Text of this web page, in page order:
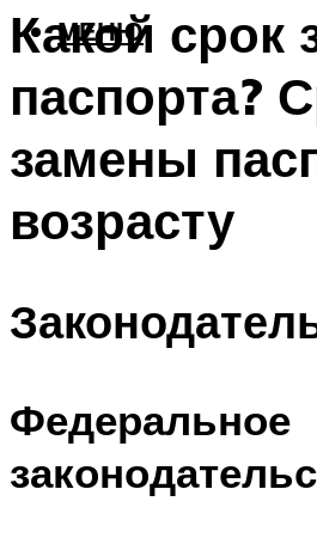
МЕНЮ
Какой срок
паспорта?
замены
возрасту
Федеральное